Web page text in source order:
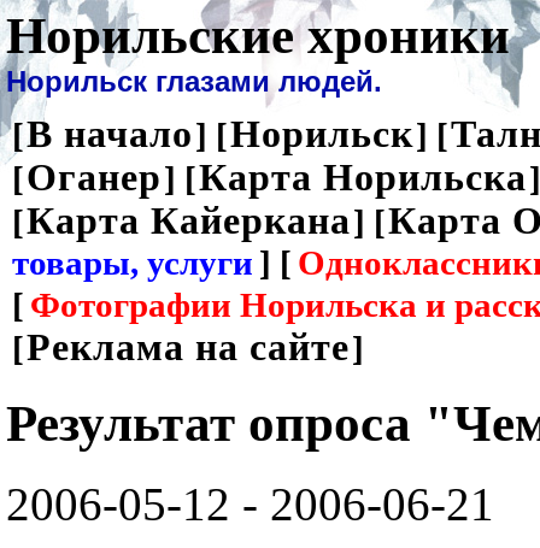
Норильские хроники
Норильск глазами людей.
[В начало] [Норильск] [
[Оганер] [Карта Норильска
[Карта Кайеркана] [Карта
товары, услуги ] [
[ Фотографии Норильска и
[Реклама на сайте]
Результат опроса
2006-05-12 - 2006-06-21